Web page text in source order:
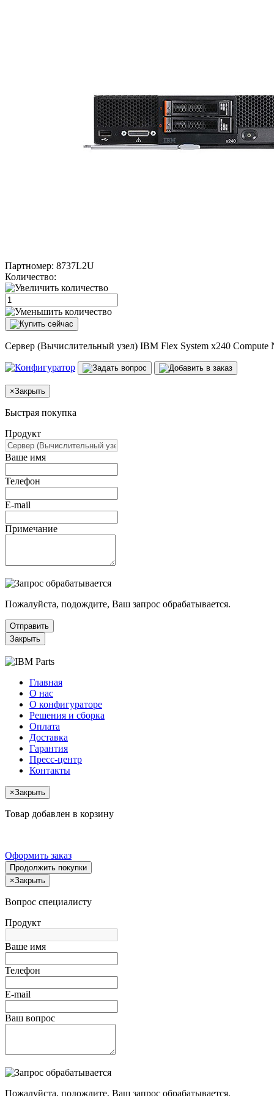
Партномер: 8737L2U
Количество:
Сервер (Вычислительный узел) IBM Flex System x240
×Закрыть
Быстрая покупка
Продукт
Ваше имя
Телефон
E-mail
Примечание
Пожалуйста, подождите, Ваш запрос обрабатывается.
Отправить
Закрыть
Главная
О нас
О конфигураторе
Решения и сборка
Оплата
Доставка
Гарантия
Пресс-центр
Контакты
×Закрыть
Товар добавлен в корзину
Оформить заказ
Продолжить покупки
×Закрыть
Вопрос специалисту
Продукт
Ваше имя
Телефон
E-mail
Ваш вопрос
Пожалуйста, подождите, Ваш запрос обрабатывается.